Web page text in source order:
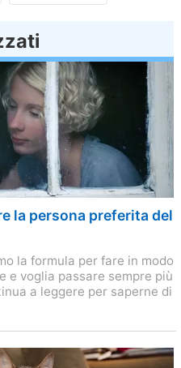
la persona preferita del
la formula per fare in modo
e voglia passare sempre più
a leggere per saperne di